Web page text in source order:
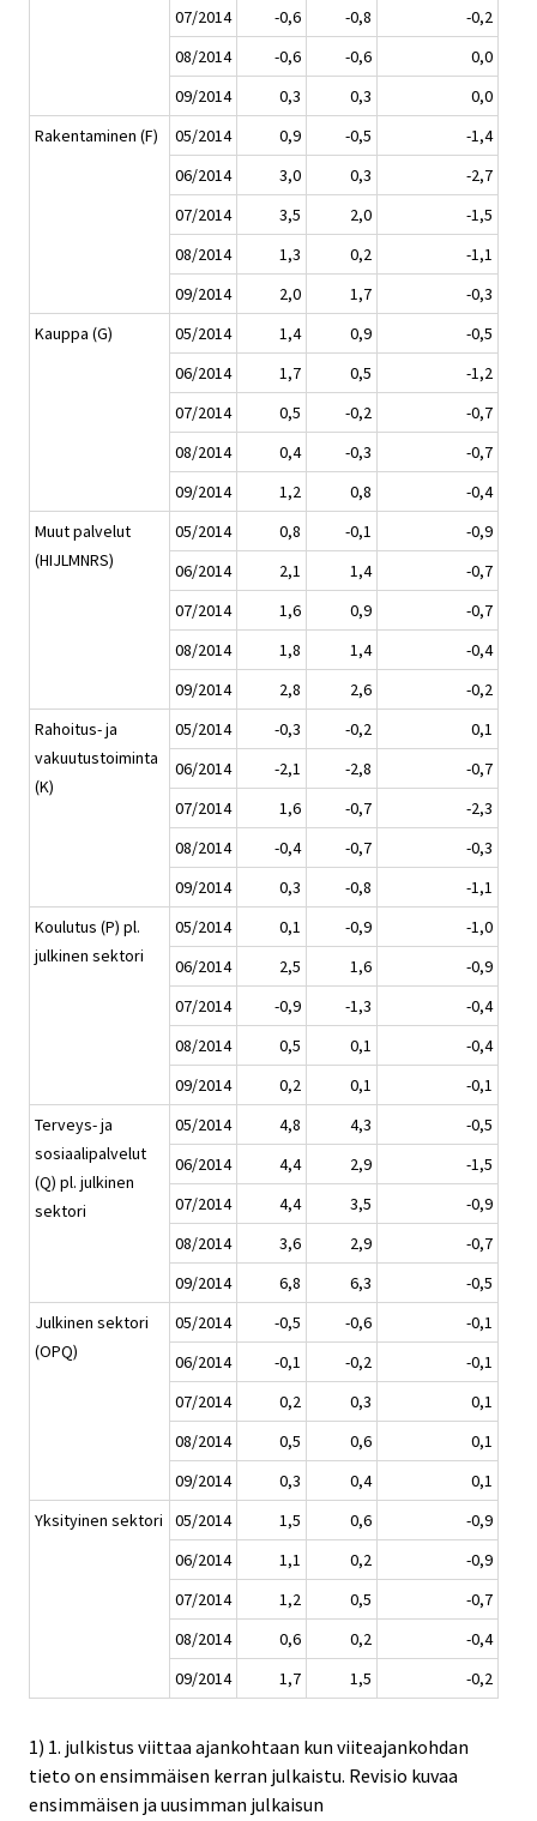
07/2014
-0,6 -0,8
-0,2
08/2014
-0,6 -0,6
0,0
09/2014
0,3 0,3
0,0
Rakentaminen (F)
05/2014 0,9 -0,5
-1,4
06/2014
3,0 0,3
-2,7
07/2014
3,5 2,0
-1,5
08/2014
1,3 0,2
-1,1
09/2014
2,0 1,7
-0,3
Kauppa (G)
05/2014 1,4 0,9
-0,5
06/2014
1,7 0,5
-1,2
07/2014
0,5 -0,2
-0,7
08/2014
0,4 -0,3
-0,7
09/2014
1,2 0,8
-0,4
Muut palvelut
(HIJLMNRS)
05/2014 0,8 -0,1
-0,9
06/2014
2,1 1,4
-0,7
07/2014
1,6 0,9
-0,7
08/2014
1,8 1,4
-0,4
09/2014
2,8 2,6
-0,2
Rahoitus- ja
vakuutustoiminta
(K)
05/2014 -0,3 -0,2
0,1
06/2014
-2,1 -2,8
-0,7
07/2014
1,6 -0,7
-2,3
08/2014
-0,4 -0,7
-0,3
09/2014
0,3 -0,8
-1,1
Koulutus (P) pl.
julkinen sektori
05/2014 0,1 -0,9
-1,0
06/2014
2,5 1,6
-0,9
07/2014
-0,9 -1,3
-0,4
08/2014
0,5 0,1
-0,4
09/2014
0,2 0,1
-0,1
Terveys- ja
sosiaalipalvelut
(Q) pl. julkinen
sektori
05/2014 4,8 4,3
-0,5
06/2014
4,4 2,9
-1,5
07/2014
4,4 3,5
-0,9
08/2014
3,6 2,9
-0,7
09/2014
6,8 6,3
-0,5
Julkinen sektori
(OPQ)
05/2014 -0,5 -0,6
-0,1
06/2014
-0,1 -0,2
-0,1
07/2014
0,2 0,3
0,1
08/2014
0,5 0,6
0,1
09/2014
0,3 0,4
0,1
Yksityinen sektori
05/2014 1,5 0,6
-0,9
06/2014
1,1 0,2
-0,9
07/2014
1,2 0,5
-0,7
08/2014
0,6 0,2
-0,4
09/2014
1,7 1,5 -0,2
1) 1. julkistus viittaa ajankohtaan kun viiteajankohdan
tieto on ensimmäisen kerran julkaistu. Revisio kuvaa
ensimmäisen ja uusimman julkaisun